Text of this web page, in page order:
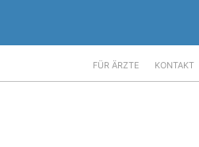
FÜR ÄRZTE KONTAKT